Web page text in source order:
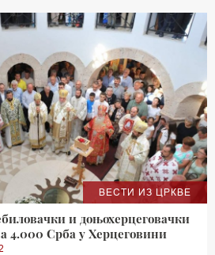
ВЕСТИ ИЗ ЦРКВЕ
и доњохерцеговачки
4.000 Срба у Херцеговини